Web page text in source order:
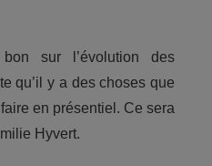
sur l’évolution des
qu’il y a des choses que
faire en présentiel. Ce sera
Hyvert.